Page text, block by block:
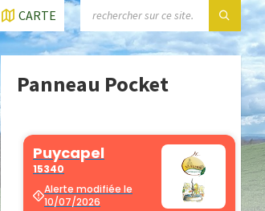
CARTE
Panneau Pocket